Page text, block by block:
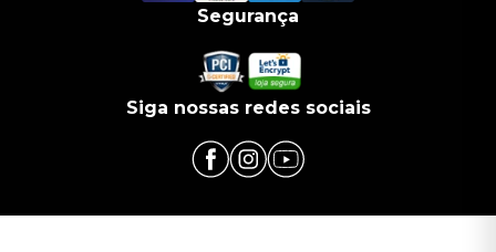
Segurança
Siga nossas redes sociais